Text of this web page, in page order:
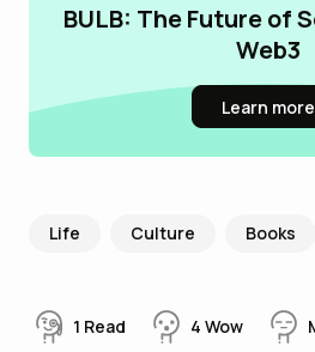
BULB: The Future of
Web3
Learn more
Life Culture Books
1 Read 4 Wow